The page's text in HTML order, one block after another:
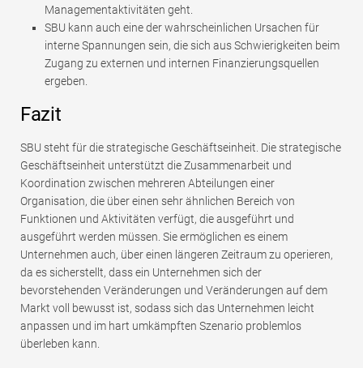
Managementaktivitäten geht.
SBU kann auch eine der wahrscheinlichen Ursachen für
interne Spannungen sein, die sich aus Schwierigkeiten beim
Zugang zu externen und internen Finanzierungsquellen
ergeben.
Fazit
SBU steht für die strategische Geschäftseinheit. Die strategische
Geschäftseinheit unterstützt die Zusammenarbeit und
Koordination zwischen mehreren Abteilungen einer
Organisation, die über einen sehr ähnlichen Bereich von
Funktionen und Aktivitäten verfügt, die ausgeführt und
ausgeführt werden müssen. Sie ermöglichen es einem
Unternehmen auch, über einen längeren Zeitraum zu operieren,
da es sicherstellt, dass ein Unternehmen sich der
bevorstehenden Veränderungen und Veränderungen auf dem
Markt voll bewusst ist, sodass sich das Unternehmen leicht
anpassen und im hart umkämpften Szenario problemlos
überleben kann.